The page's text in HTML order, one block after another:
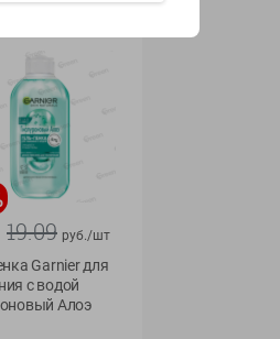
Мои товары
19.09 руб./шт
Garnier для
с водой
Алоэ